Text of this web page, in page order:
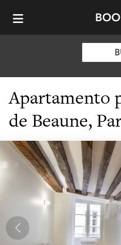
Apartamento
de Beaune,